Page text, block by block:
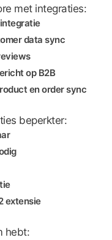
met integraties:
data sync
op B2B
en order sync
beperkter:
extensie
hebt: